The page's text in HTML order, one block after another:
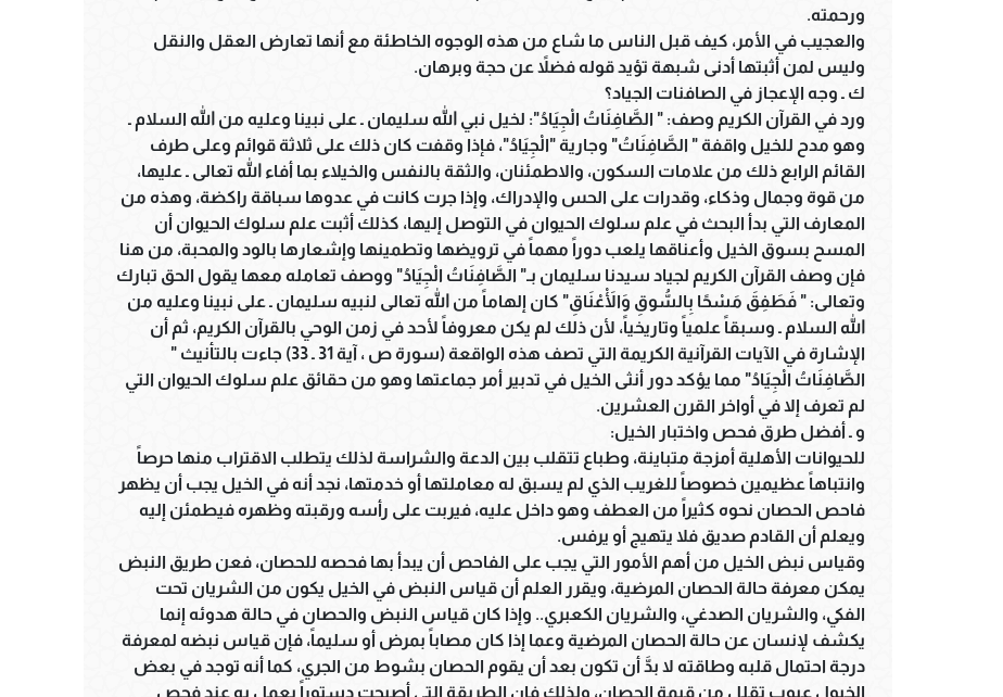
ورحمته.
والعجيب في الأمر، كيف قبل الناس ما شاع من هذه الوجوه الخاطئة مع أنها تعارض العقل والنقل
وليس لمن أثبتها أدنى شبهة تؤيد قوله فضلاً عن حجة وبرهان.
ك ـ وجه الإعجاز في الصافنات الجياد؟
ورد في القرآن الكريم وصف: " الصَّافِنَاتُ الْجِيَادُ": لخيل نبي الله سليمان ـ على نبينا وعليه من الله السلام ـ
وهو مدح للخيل واقفة " الصَّافِنَاتُ" وجارية "الْجِيَادُ"، فإذا وقفت كان ذلك على ثلاثة قوائم وعلى طرف
القائم الرابع ذلك من علامات السكون، والاطمئنان، والثقة بالنفس والخيلاء بما أفاء الله تعالى ـ عليها،
من قوة وجمال وذكاء، وقدرات على الحس والإدراك، وإذا جرت كانت في عدوها سباقة راكضة، وهذه من
المعارف التي بدأ البحث في علم سلوك الحيوان في التوصل إليها، كذلك أثبت علم سلوك الحيوان أن
المسح بسوق الخيل وأعناقها يلعب دوراً مهماً في ترويضها وتطمينها وإشعارها بالود والمحبة، من هنا
فإن وصف القرآن الكريم لجياد سيدنا سليمان بـ" الصَّافِنَاتُ الْجِيَادُ" ووصف تعامله معها يقول الحق تبارك
وتعالى: " فَطَفِقَ مَسْحًا بِالسُّوقِ وَالْأَعْنَاقِ" كان إلهاماً من الله تعالى لنبيه سليمان ـ على نبينا وعليه من
الله السلام ـ وسبقاً علمياً وتاريخياً، لأن ذلك لم يكن معروفاً لأحد في زمن الوحي بالقرآن الكريم، ثم أن
الإشارة في الآيات القرآنية الكريمة التي تصف هذه الواقعة (سورة ص ، آية 31 ـ 33) جاءت بالتأنيث "
الصَّافِنَاتُ الْجِيَادُ" مما يؤكد دور أنثى الخيل في تدبير أمر جماعتها وهو من حقائق علم سلوك الحيوان التي
لم تعرف إلا في أواخر القرن العشرين.
و ـ أفضل طرق فحص واختبار الخيل:
للحيوانات الأهلية أمزجة متباينة، وطباع تتقلب بين الدعة والشراسة لذلك يتطلب الاقتراب منها حرصاً
وانتباهاً عظيمين خصوصاً للغريب الذي لم يسبق له معاملتها أو خدمتها، نجد أنه في الخيل يجب أن يظهر
فاحص الحصان نحوه كثيراً من العطف وهو داخل عليه، فيربت على رأسه ورقبته وظهره فيطمئن إليه
ويعلم أن القادم صديق فلا يتهيج أو يرفس.
وقياس نبض الخيل من أهم الأمور التي يجب على الفاحص أن يبدأ بها فحصه للحصان، فعن طريق النبض
يمكن معرفة حالة الحصان المرضية، ويقرر العلم أن قياس النبض في الخيل يكون من الشريان تحت
الفكي، والشريان الصدغي، والشريان الكعبري.. وإذا كان قياس النبض والحصان في حالة هدوئه إنما
يكشف لإنسان عن حالة الحصان المرضية وعما إذا كان مصاباً بمرض أو سليماً، فإن قياس نبضه لمعرفة
درجة احتمال قلبه وطاقته لا بدَّ أن تكون بعد أن يقوم الحصان بشوط من الجري، كما أنه توجد في بعض
الخيول عيوب تقلل من قيمة الحصان، ولذلك فإن الطريقة التي أصبحت دستوراً يعمل به عند فحص